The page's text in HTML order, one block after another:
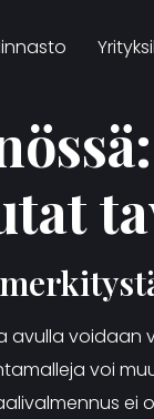
voidaan
voi
ei